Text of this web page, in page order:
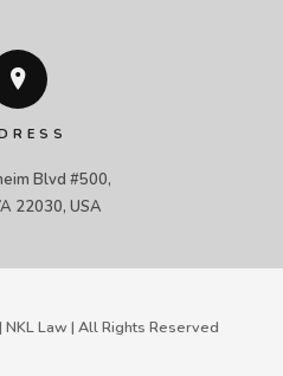
Blvd #500,
22030, USA
Law | All Rights Reserved